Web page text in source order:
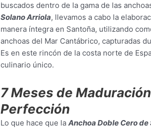
buscados dentro de la gama de las
Solano Arriola, llevamos a cabo la
manera íntegra en Santoña, utilizando
anchoas del Mar Cantábrico, capturadas
Es en este rincón de la costa norte de
culinario único.
7 Meses de
Perfección
Lo que hace que la Anchoa Doble Cero de